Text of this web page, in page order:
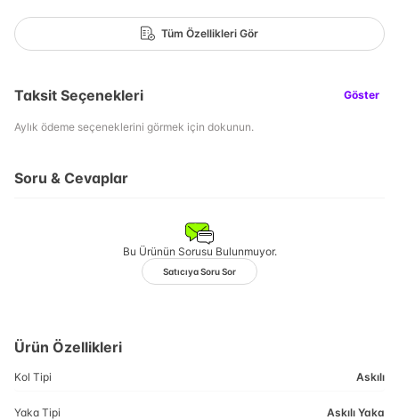
Tüm Özellikleri Gör
Taksit Seçenekleri Göster
Aylık ödeme seçeneklerini görmek için dokunun.
Soru & Cevaplar
Bu Ürünün Sorusu Bulunmuyor.
Satıcıya Soru Sor
Ürün Özellikleri
Kol Tipi Askılı
Yaka Tipi Askılı Yaka